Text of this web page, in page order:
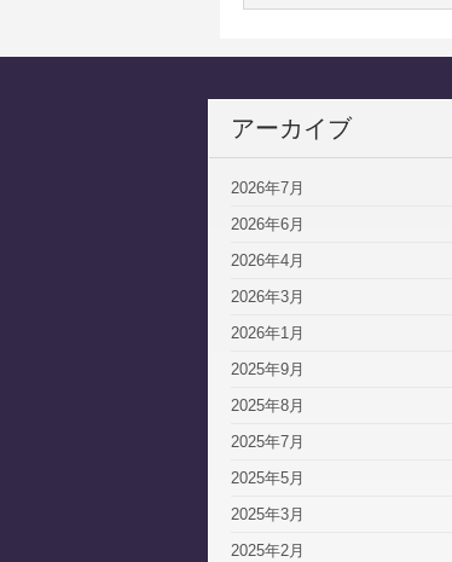
アーカイブ
2026年7月
2026年6月
2026年4月
2026年3月
2026年1月
2025年9月
2025年8月
2025年7月
2025年5月
2025年3月
2025年2月